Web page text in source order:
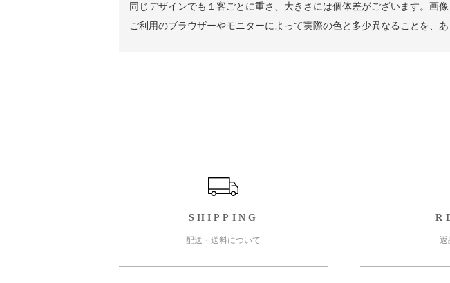
同じデザインでも１客ごとに重さ、大きさには個体差がございます。画
ご利用のブラウザーやモニターによって実際の色と多少異なることを、あ
SHIPPING
配送・送料について 返